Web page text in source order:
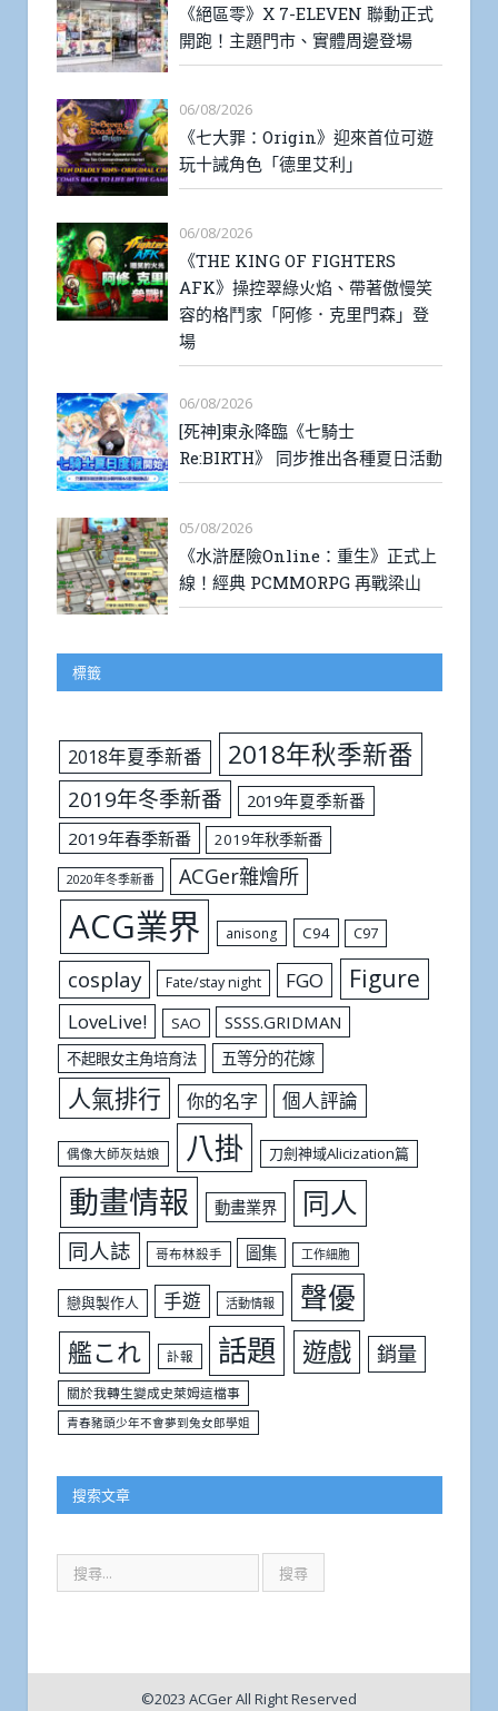
《絕區零》X 7-ELEVEN 聯動正式
開跑！主題門市、實體周邊登場
06/08/2026
《七大罪：Origin》迎來首位可遊
玩十誡角色「德里艾利」
06/08/2026
《THE KING OF FIGHTERS
AFK》操控翠綠火焰、帶著傲慢笑
容的格鬥家「阿修．克里門森」登
場
06/08/2026
[死神]東永降臨《七騎士
Re:BIRTH》 同步推出各種夏日活動
05/08/2026
《水滸歷險Online：重生》正式上
線！經典 PCMMORPG 再戰梁山
標籤
2018年夏季新番 2018年秋季新番
2019年冬季新番
2019年夏季新番
2019年春季新番
2019年秋季新番
2020年冬季新番 ACGer雜燴所
ACG業界 anisong C94 C97
cosplay Fate/stay night FGO Figure
LoveLive! SAO SSSS.GRIDMAN
不起眼女主角培育法 五等分的花嫁
人氣排行 你的名字 個人評論
偶像大師灰姑娘 八掛 刀劍神域Alicization篇
動畫情報 動畫業界 同人
同人誌 哥布林殺手 圖集 工作細胞
戀與製作人 手遊 活動情報 聲優
艦これ 訃報 話題 遊戲 銷量
關於我轉生變成史萊姆這檔事
青春豬頭少年不會夢到兔女郎學姐
搜索文章
©2023 ACGer All Right Reserved